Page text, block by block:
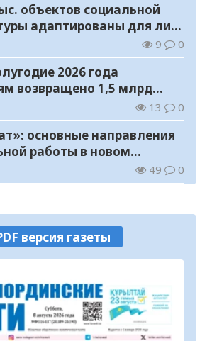
объектов социальной
адаптированы для лиц
9 0
2026 года
возвращено 1,5 млрд
13 0
основные направления
работы в новом
49 0
64 0
расширяет поддержку
в новые
работы
13,9 млн тонн
в зерновом эквиваленте
версия газеты